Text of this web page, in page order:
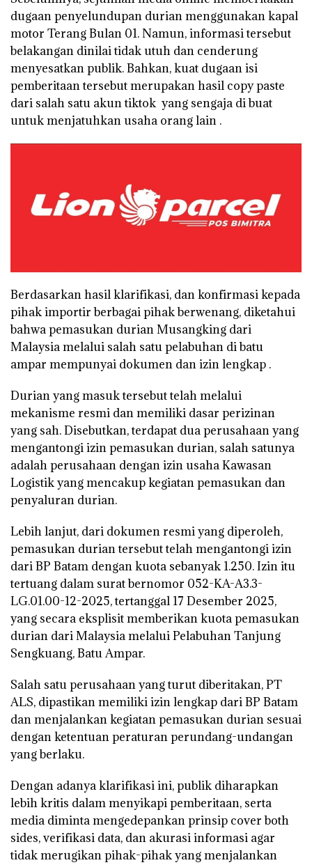
dugaan penyelundupan durian menggunakan kapal
motor Terang Bulan 01. Namun, informasi tersebut
belakangan dinilai tidak utuh dan cenderung
menyesatkan publik. Bahkan, kuat dugaan isi
pemberitaan tersebut merupakan hasil copy paste
dari salah satu akun tiktok yang sengaja di buat
untuk menjatuhkan usaha orang lain .
Berdasarkan hasil klarifikasi, dan konfirmasi kepada
pihak importir berbagai pihak berwenang, diketahui
bahwa pemasukan durian Musangking dari
Malaysia melalui salah satu pelabuhan di batu
ampar mempunyai dokumen dan izin lengkap .
Durian yang masuk tersebut telah melalui
mekanisme resmi dan memiliki dasar perizinan
yang sah. Disebutkan, terdapat dua perusahaan yang
mengantongi izin pemasukan durian, salah satunya
adalah perusahaan dengan izin usaha Kawasan
Logistik yang mencakup kegiatan pemasukan dan
penyaluran durian.
Lebih lanjut, dari dokumen resmi yang diperoleh,
pemasukan durian tersebut telah mengantongi izin
dari BP Batam dengan kuota sebanyak 1.250. Izin itu
tertuang dalam surat bernomor 052-KA-A3.3-
LG.01.00-12-2025, tertanggal 17 Desember 2025,
yang secara eksplisit memberikan kuota pemasukan
durian dari Malaysia melalui Pelabuhan Tanjung
Sengkuang, Batu Ampar.
Salah satu perusahaan yang turut diberitakan, PT
ALS, dipastikan memiliki izin lengkap dari BP Batam
dan menjalankan kegiatan pemasukan durian sesuai
dengan ketentuan peraturan perundang-undangan
yang berlaku.
Dengan adanya klarifikasi ini, publik diharapkan
lebih kritis dalam menyikapi pemberitaan, serta
media diminta mengedepankan prinsip cover both
sides, verifikasi data, dan akurasi informasi agar
tidak merugikan pihak-pihak yang menjalankan